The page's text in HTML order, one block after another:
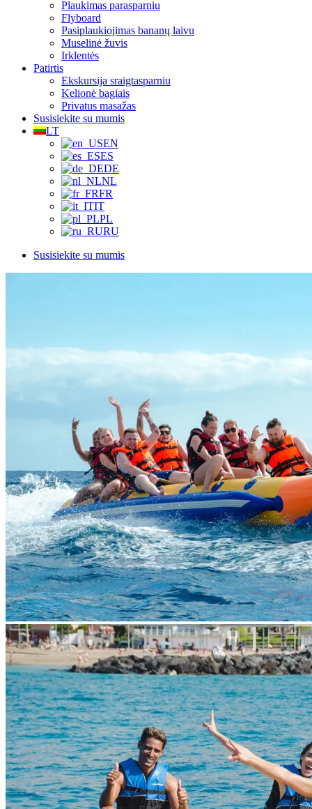
Plaukimas parasparniu
Flyboard
Pasiplaukiojimas bananų laivu
Muselinė žuvis
Irklentės
Patirtis
Ekskursija sraigtasparniu
Kelionė bagiais
Privatus masažas
Susisiekite su mumis
LT
EN
ES
DE
NL
FR
IT
PL
RU
Susisiekite su mumis